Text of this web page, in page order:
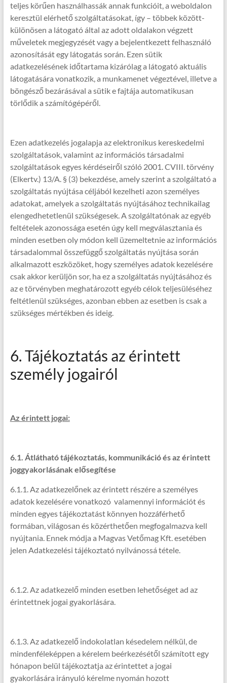
teljes körűen használhassák annak funkcióit, a weboldalon
keresztül elérhető szolgáltatásokat, így – többek között-
különösen a látogató által az adott oldalakon végzett
műveletek megjegyzését vagy a bejelentkezett felhasználó
azonosítását egy látogatás során. Ezen sütik
adatkezelésének időtartama kizárólag a látogató aktuális
látogatására vonatkozik, a munkamenet végeztével, illetve a
böngésző bezárásával a sütik e fajtája automatikusan
törlődik a számítógépéről.
Ezen adatkezelés jogalapja az elektronikus kereskedelmi
szolgáltatások, valamint az információs társadalmi
szolgáltatások egyes kérdéseiről szóló 2001. CVIII. törvény
(Elkertv.) 13/A. § (3) bekezdése, amely szerint a szolgáltató a
szolgáltatás nyújtása céljából kezelheti azon személyes
adatokat, amelyek a szolgáltatás nyújtásához technikailag
elengedhetetlenül szükségesek. A szolgáltatónak az egyéb
feltételek azonossága esetén úgy kell megválasztania és
minden esetben oly módon kell üzemeltetnie az információs
társadalommal összefüggő szolgáltatás nyújtása során
alkalmazott eszközöket, hogy személyes adatok kezelésére
csak akkor kerüljön sor, ha ez a szolgáltatás nyújtásához és
az e törvényben meghatározott egyéb célok teljesüléséhez
feltétlenül szükséges, azonban ebben az esetben is csak a
szükséges mértékben és ideig.
6. Tájékoztatás az érintett
személy jogairól
Az érintett jogai:
6.1. Átlátható tájékoztatás, kommunikáció és az érintett
joggyakorlásának elősegítése
6.1.1. Az adatkezelőnek az érintett részére a személyes
adatok kezelésére vonatkozó valamennyi információt és
minden egyes tájékoztatást könnyen hozzáférhető
formában, világosan és közérthetően megfogalmazva kell
nyújtania. Ennek módja a Magvas Vetőmag Kft. esetében
jelen Adatkezelési tájékoztató nyilvánossá tétele.
6.1.2. Az adatkezelő minden esetben lehetőséget ad az
érintettnek jogai gyakorlására.
6.1.3. Az adatkezelő indokolatlan késedelem nélkül, de
mindenféleképpen a kérelem beérkezésétől számított egy
hónapon belül tájékoztatja az érintettet a jogai
gyakorlására irányuló kérelme nyomán hozott